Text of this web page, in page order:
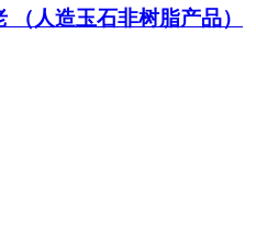
（人造玉石非树脂产品）